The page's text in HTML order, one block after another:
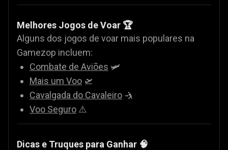
Melhores Jogos de Voar 🏆
Alguns dos jogos de voar mais populares na
Gamezop incluem:
Combate de Aviões 🛩️
Mais um Voo 🛫
Cavalgada do Cavaleiro 🤺
Voo Seguro ⚠️
Dicas e Truques para Ganhar 🧠